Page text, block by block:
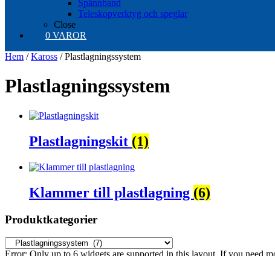
Spännband
Teleskopverktyg och speglar
Close
0 VAROR
Hem /Kaross / Plastlagningssystem
Plastlagningssystem
Plastlagningskit (1)
Klammer till plastlagning (6)
Produktkategorier